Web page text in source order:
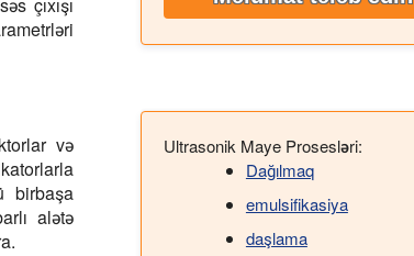
və
birbaşa
alətə
Ultrasonik Maye Prosesləri:
Dağılmaq
emulsifikasiya
daşlama